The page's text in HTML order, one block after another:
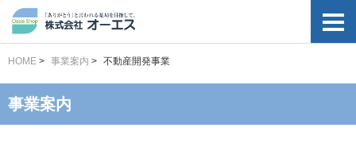
HOME > 事業案内 > 不動産開発事業
事業案内